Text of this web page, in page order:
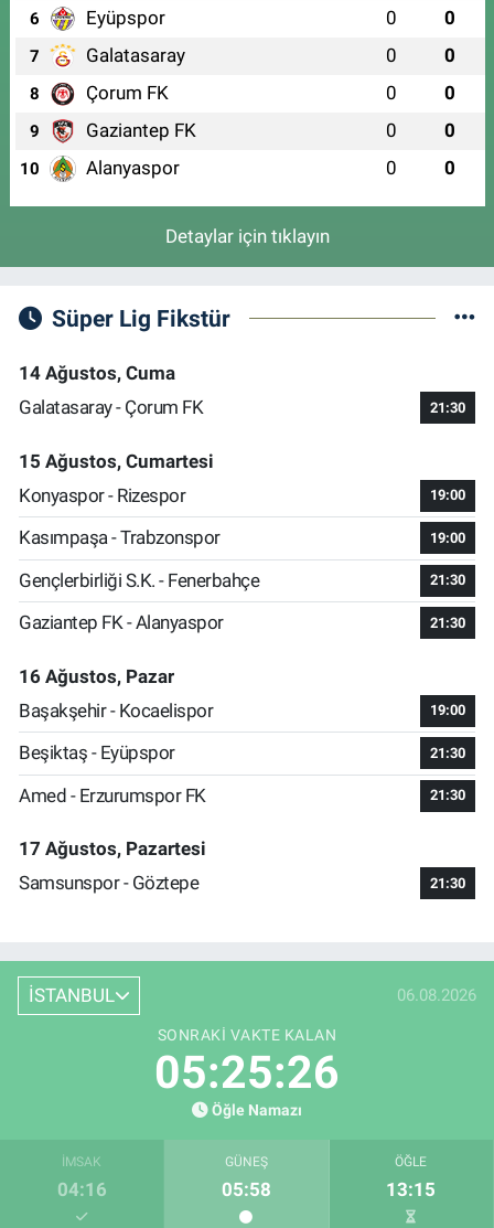
6 Eyüpspor 0 0
7 Galatasaray 0 0
8 Çorum FK 0 0
9 Gaziantep FK 0 0
10 Alanyaspor 0 0
Detaylar için tıklayın
Süper Lig Fikstür
14 Ağustos, Cuma
Galatasaray - Çorum FK
21:30
15 Ağustos, Cumartesi
Konyaspor - Rizespor
19:00
Kasımpaşa - Trabzonspor 19:00
Gençlerbirliği S.K. - Fenerbahçe 21:30
Gaziantep FK - Alanyaspor 21:30
16 Ağustos, Pazar
Başakşehir - Kocaelispor
19:00
Beşiktaş - Eyüpspor 21:30
Amed - Erzurumspor FK 21:30
17 Ağustos, Pazartesi
Samsunspor - Göztepe
21:30
İSTANBUL 06.08.2026
SONRAKI VAKTE KALAN
05:25:25
Öğle Namazı
İMSAK
04:16
GÜNEŞ
05:58
ÖĞLE
13:15